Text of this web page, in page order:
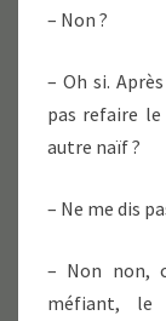
– Non ?
– Oh si.
pas refaire
autre naïf ?
– Ne me dis
– Non non,
méfiant, le